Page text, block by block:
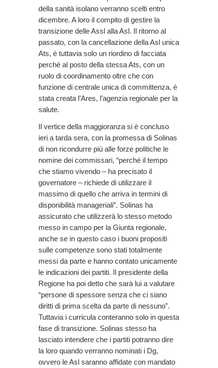
della sanità isolano verranno scelti entro
dicembre. A loro il compito di gestire la
transizione delle Assl alla Asl. Il ritorno al
passato, con la cancellazione della Asl unica
Ats, è tuttavia solo un riordino di facciata
perché al posto della stessa Ats, con un
ruolo di coordinamento oltre che con
funzione di centrale unica di committenza, è
stata creata l’Ares, l’agenzia regionale per la
salute.
Il vertice della maggioranza si è concluso
ieri a tarda sera, con la promessa di Solinas
di non ricondurre più alle forze politiche le
nomine dei commissari, “perché il tempo
che stiamo vivendo – ha precisato il
governatore – richiede di utilizzare il
massimo di quello che arriva in termini di
disponibilità manageriali”. Solinas ha
assicurato che utilizzerà lo stesso metodo
messo in campo per la Giunta regionale,
anche se in questo caso i buoni propositi
sulle competenze sono stati totalmente
messi da parte e hanno contato unicamente
le indicazioni dei partiti. Il presidente della
Regione ha poi detto che sarà lui a valutare
“persone di spessore senza che ci siano
diritti di prima scelta da parte di nessuno”.
Tuttavia i curricula conteranno solo in questa
fase di transizione. Solinas stesso ha
lasciato intendere che i partiti potranno dire
la loro quando verranno nominati i Dg,
ovvero le Asl saranno affidate con mandato